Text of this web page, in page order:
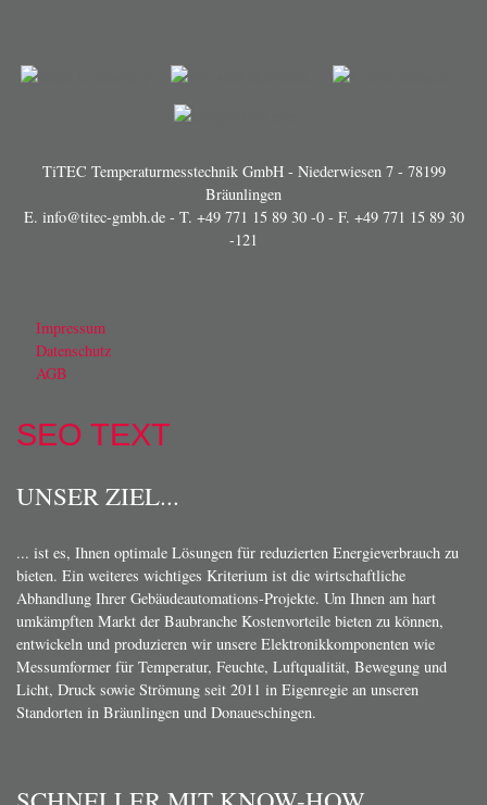
TiTEC Temperaturmesstechnik GmbH - Niederwiesen 7 - 78199
Bräunlingen
E. info@titec-gmbh.de- T. +49 771 15 89 30 -0- F. +49 771 15 89 30
-121
Impressum
Datenschutz
AGB
SEO TEXT
UNSER ZIEL...
... ist es, Ihnen optimale Lösungen für reduzierten Energieverbrauch zu
bieten. Ein weiteres wichtiges Kriterium ist die wirtschaftliche
Abhandlung Ihrer Gebäudeautomations-Projekte. Um Ihnen am hart
umkämpften Markt der Baubranche Kostenvorteile bieten zu können,
entwickeln und produzieren wir unsere Elektronikkomponenten wie
Messumformer für Temperatur, Feuchte, Luftqualität, Bewegung und
Licht, Druck sowie Strömung seit 2011 in Eigenregie an unseren
Standorten in Bräunlingen und Donaueschingen.